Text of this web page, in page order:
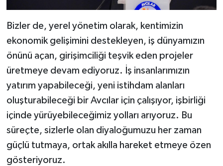
Bizler de, yerel yönetim olarak, kentimizin
ekonomik gelişimini destekleyen, iş dünyamızın
önünü açan, girişimciliği teşvik eden projeler
üretmeye devam ediyoruz. İş insanlarımızın
yatırım yapabileceği, yeni istihdam alanları
oluşturabileceği bir Avcılar için çalışıyor, işbirliği
içinde yürüyebileceğimiz yolları arıyoruz. Bu
süreçte, sizlerle olan diyaloğumuzu her zaman
güçlü tutmaya, ortak akılla hareket etmeye özen
gösteriyoruz.